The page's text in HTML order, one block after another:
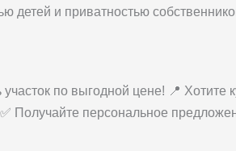
детей и приватностью
по выгодной цене! 📍
Получайте персональное